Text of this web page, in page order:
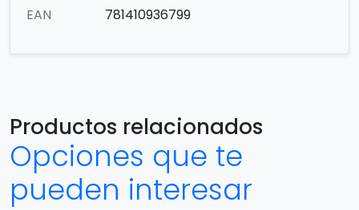
EAN 781410936799
Productos relacionados
Opciones que te
pueden interesar